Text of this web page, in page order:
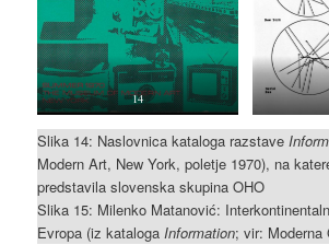
14
Slika 14: Naslovnica kataloga razstave
Modern Art, New York, poletje 1970), na
predstavila slovenska skupina OHO
Slika 15: Milenko Matanović:
Evropa (iz katalogaInformation; vir: Moderna